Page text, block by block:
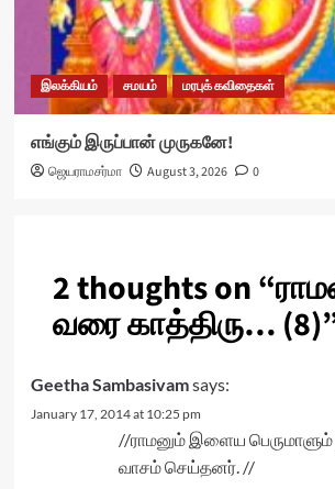
இலக்கியம் சமயம் மரபுக் கவிதைகள்
எங்கும் இருப்பான் முருகனே!
ஜெயராமசர்மா August 3, 2026 0
2 thoughts on “
வ​ரை காத்திரு… (8)
Geetha Sambasivamsays:
January 17, 2014 at 10:25 pm
//ராமனும் இளைய
வாசம் செய்தனர். //